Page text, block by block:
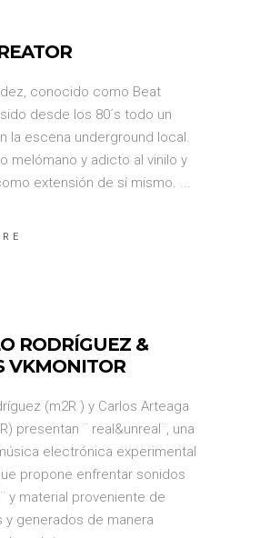
conocido como Beat
desde los 80´s todo un
la escena underground local.
melómano y adicto al vinilo y
extensión de sí mismo.
RODRÍGUEZ &
VKMONITOR
(m2R ) y Carlos Arteaga
presentan ¨ real&unreal¨, una
electrónica experimental
propone enfrentar sonidos
y material proveniente de
y generados de manera